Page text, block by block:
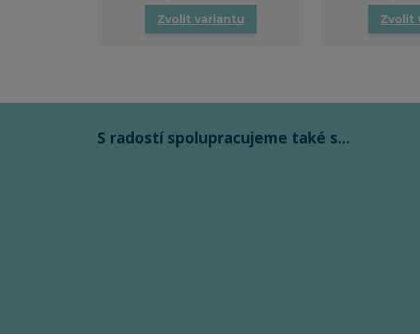
Zvolit variantu Zvolit
S radostí spolupracujeme také s...